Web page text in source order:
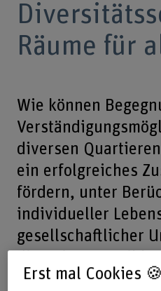
Räume für
Wie können
diversen
ein erfolgreiches
fördern, unter
individueller
gesellschaftlicher
Beteiligungsformen
Erst mal Cookies 🍪